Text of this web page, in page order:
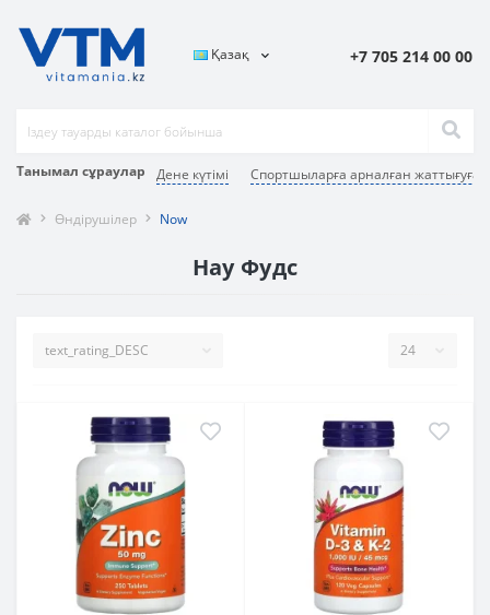
Танымал сұраулар Дене күтімі Спортшыларға арналған жаттығуға
Қазақ +7 705 214 00 00
Өндірушілер Now
Нау Фудс